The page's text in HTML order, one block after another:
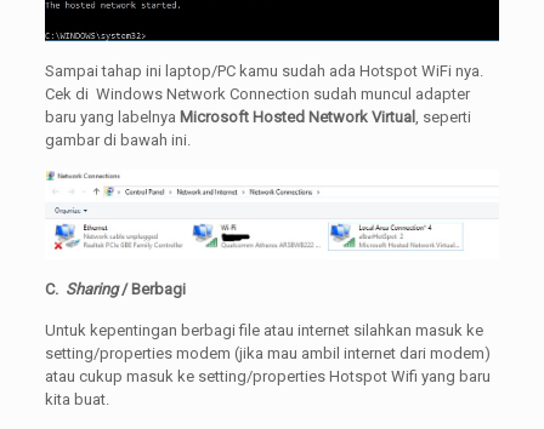
Sampai tahap ini laptop/PC kamu sudah ada Hotspot WiFi nya.
Cek di Windows Network Connection sudah muncul adapter
baru yang labelnya Microsoft Hosted Network Virtual
, seperti
gambar di bawah ini.
C. Sharing/ Berbagi
Untuk kepentingan berbagi file atau internet silahkan masuk ke
setting/properties modem (jika mau ambil internet dari modem)
atau cukup masuk ke setting/properties Hotspot Wifi yang baru
kita buat.